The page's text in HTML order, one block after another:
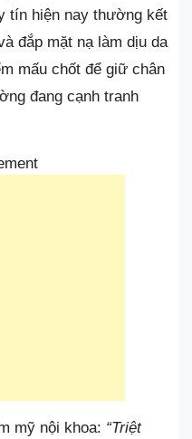
tín hiện nay thường kết
đắp mặt nạ làm dịu da
mấu chốt để giữ chân
đang cạnh tranh
mỹ nội khoa: “Triệt